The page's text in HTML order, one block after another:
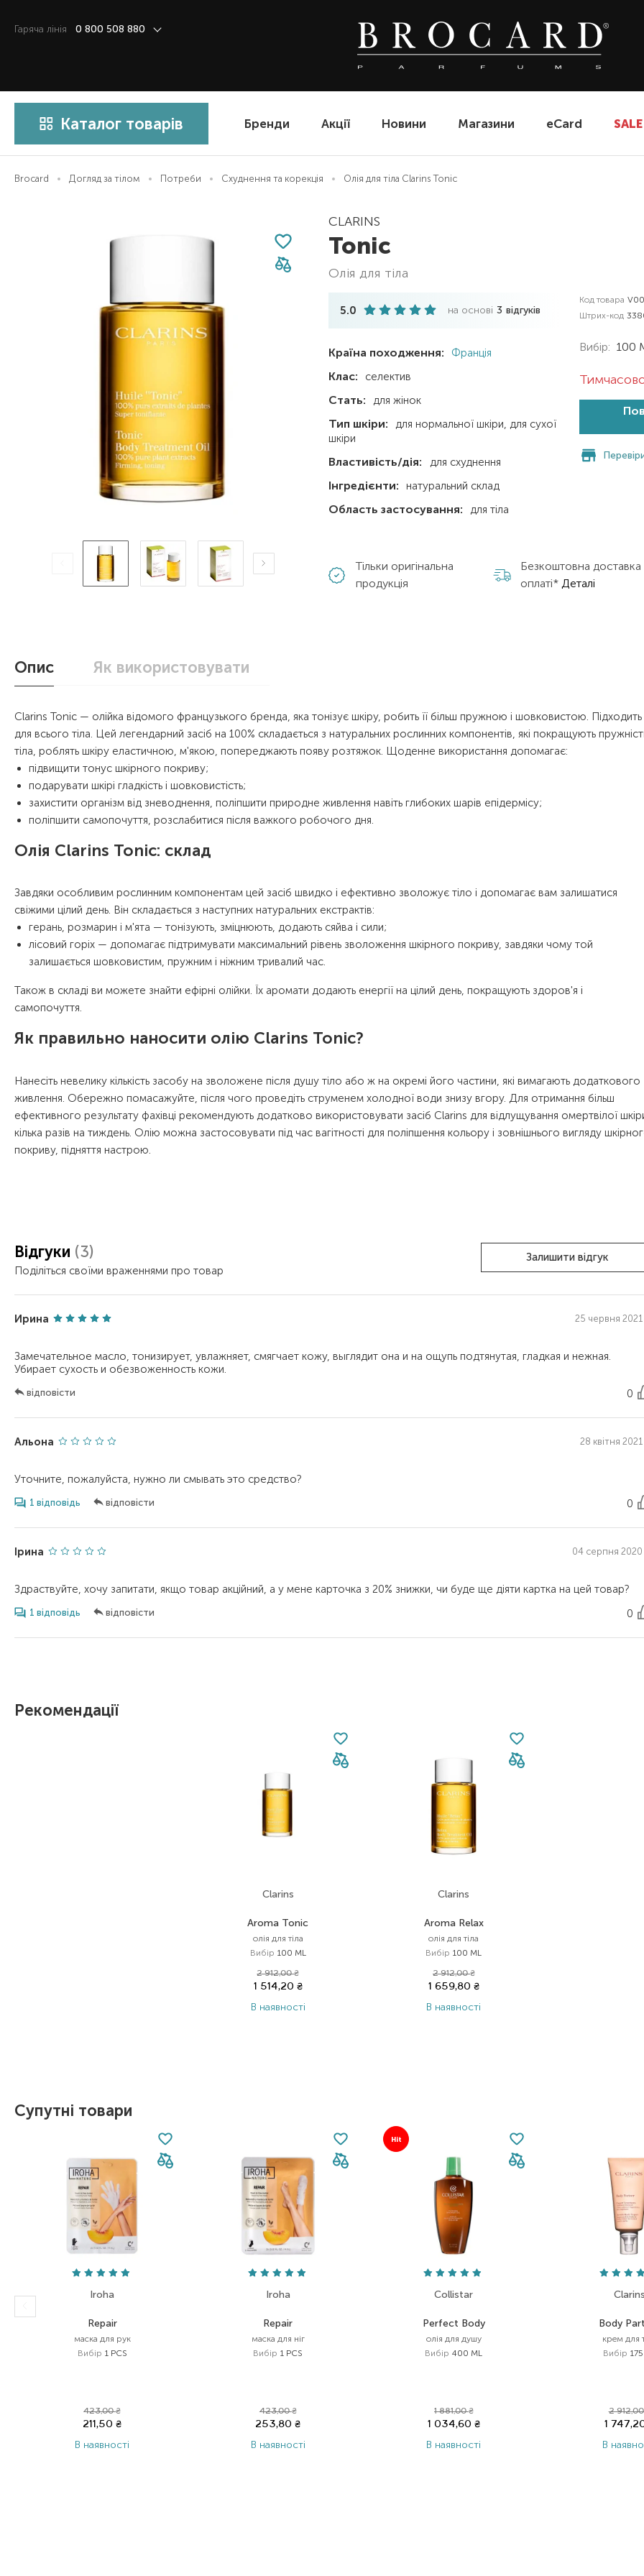
Гаряча лiнiя 0 800 508 880
Каталог товарів Бренди Акції Новини Магазини eCard SALE
Brocard Догляд за тілом Потреби Схуднення та корекція Олія для тіла Clarins Tonic
CLARINS
Tonic
олія для тіла
5.0 на основі 3 відгуків
Країна походження: Франція
Клас: селектив
Стать: для жінок
Тип шкіри: для нормальної шкіри
шкіри
Властивість/дія: для схуднення
Інгредієнти: натуральний склад
Область застосування: для тіла
Код товара
Штрих-код
Вибір: 100
Тільки оригінальна
продукція
Безкоштовна
оплаті* Деталі
Опис
Clarins Tonic — олійка відомого французького бренда, яка тонізує шкіру, робить її більш пружною і шовковистою. Підходить
для всього тіла. Цей легендарний засіб на 100% складається з натуральних рослинних компонентів, які покращують
тіла, роблять шкіру еластичною, м'якою, попереджають появу розтяжок. Щоденне використання допомагає:
підвищити тонус шкірного покриву;
подарувати шкірі гладкість і шовковистість;
захистити організм від зневоднення, поліпшити природне живлення навіть глибоких шарів епідермісу;
поліпшити самопочуття, розслабитися після важкого робочого дня.
Олія Clarins Tonic: склад
Завдяки особливим рослинним компонентам цей засіб швидко і ефективно зволожує тіло і допомагає вам залишатися
свіжими цілий день. Він складається з наступних натуральних екстрактів:
герань, розмарин і м'ята — тонізують, зміцнюють, додають сяйва і сили;
лісовий горіх — допомагає підтримувати максимальний рівень зволоження шкірного покриву, завдяки чому той
залишається шовковистим, пружним і ніжним тривалий час.
Також в складі ви можете знайти ефірні олійки. Їх аромати додають енергії на цілий день, покращують здоров'я і
самопочуття.
Як правильно наносити олію Clarins Tonic?
Нанесіть невелику кількість засобу на зволожене після душу тіло або ж на окремі його частини, які вимагають додаткового
живлення. Обережно помасажуйте, після чого проведіть струменем холодної води знизу вгору. Для отримання більш
ефективного результату фахівці рекомендують додатково використовувати засіб Clarins для відлущування омертвілої
кілька разів на тиждень. Олію можна застосовувати під час вагітності для поліпшення кольору і зовнішнього вигляду
покриву, підняття настрою.
Як використовувати
Відгуки (3)
Поділіться своїми враженнями про товар
Залишити відгук
Ирина 25 червня 2021
Замечательное масло, тонизирует, увлажняет, смягчает кожу, выглядит она и на ощупь подтянутая, гладкая и нежная.
відповісти 0
Альона 28 квітня
1 відповідь відповісти 0
Ірина 04 серпня 2020
1 відповідь відповісти 0
Рекомендації
Clarins
Aroma Tonic
олія для тіла
Вибір 100 ML
2 912,00₴
1 514,20 ₴
В наявності
Clarins
Aroma Relax
олія для тіла
Вибір 100 ML
2 912,00₴
1 659,80 ₴
В наявності
Супутні товари
Iroha
Repair
маска для рук
Вибір 1 PCS
423,00₴
211,50₴
В наявності
Iroha
Repair
маска для ніг
Вибір 1 PCS
423,00₴
253,80₴
В наявності
Hit
Collistar
Perfect Body
олія для душу
Вибір 400 ML
1 881,00₴
1 034,60 ₴
В наявності
Body
крем для
Вибір
2
1
В